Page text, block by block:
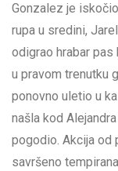
Gonzalez je
rupa u sredini,
odigrao hrabar
u pravom trenutku
ponovno uletio u
našla kod
pogodio. Akcija od
savršeno